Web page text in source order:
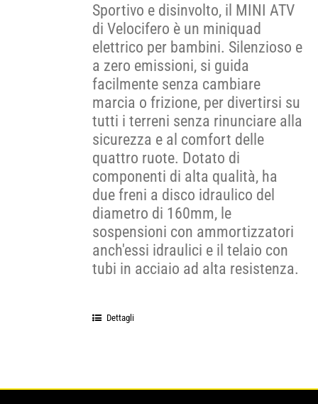
Sportivo e disinvolto, il MINI ATV
di Velocifero è un miniquad
elettrico per bambini. Silenzioso e
a zero emissioni, si guida
facilmente senza cambiare
marcia o frizione, per divertirsi su
tutti i terreni senza rinunciare alla
sicurezza e al comfort delle
quattro ruote. Dotato di
componenti di alta qualità, ha
due freni a disco idraulico del
diametro di 160mm, le
sospensioni con ammortizzatori
anch'essi idraulici e il telaio con
tubi in acciaio ad alta resistenza.
Dettagli